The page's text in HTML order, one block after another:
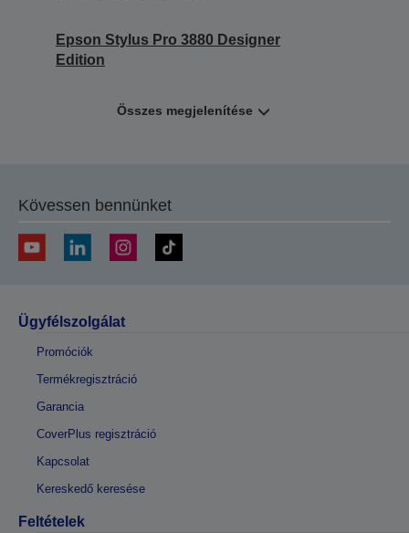
Epson Stylus Pro 3880 Designer
Edition
Összes megjelenítése
Kövessen bennünket
Ügyfélszolgálat
Promóciók
Termékregisztráció
Garancia
CoverPlus regisztráció
Kapcsolat
Kereskedő keresése
Feltételek